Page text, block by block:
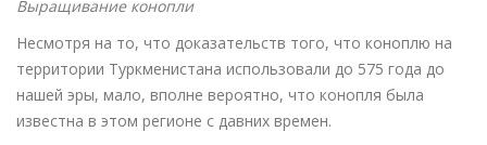
Выращивание конопли
Несмотря на то, что доказательств того, что коноплю на
территории Туркменистана использовали до 575 года до
нашей эры, мало, вполне вероятно, что конопля была
известна в этом регионе с давних времен.